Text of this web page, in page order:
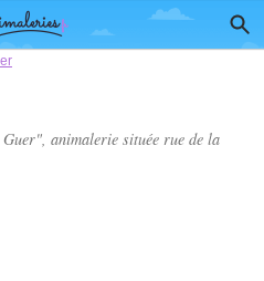
animalerie située rue de la